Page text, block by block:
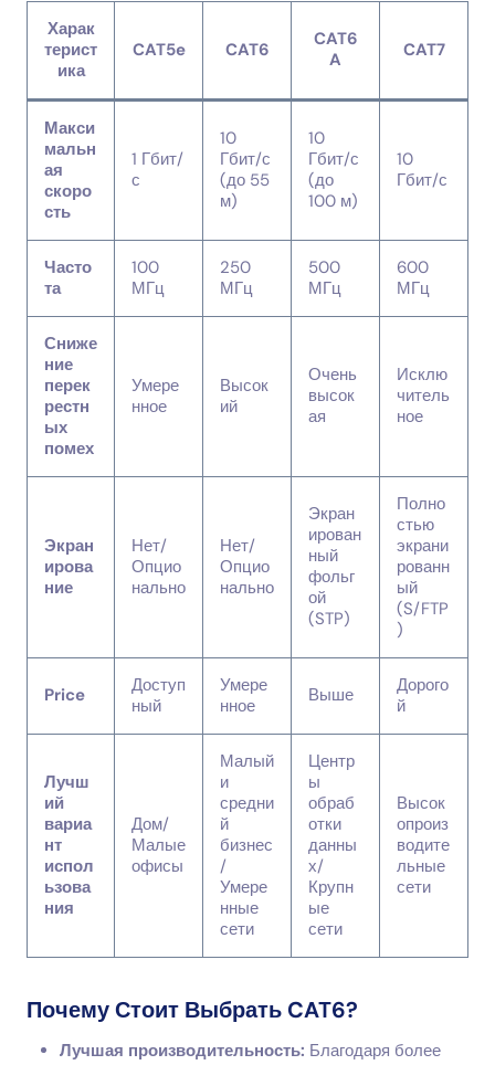
Харак
терист
ика
CAT5e CAT6
CAT6
A
CAT7
Макси
мальн
ая
скоро
сть
1 Гбит/
с
10
Гбит/с
(до 55
м)
10
Гбит/с
(до
100 м)
10
Гбит/с
Часто
та
100
МГц
250
МГц
500
МГц
600
МГц
Сниже
ние
перек
рестн
ых
помех
Умере
нное
Высок
ий
Очень
высок
ая
Исклю
читель
ное
Экран
ирова
ние
Нет/
Опцио
нально
Нет/
Опцио
нально
Экран
ирован
ный
фольг
ой
(STP)
Полно
стью
экрани
рованн
ый
(S/FTP
)
Price
Доступ
ный
Умере
нное
Выше
Дорого
й
Лучш
ий
вариа
нт
испол
ьзова
ния
Дом/
Малые
офисы
Малый
и
средни
й
бизнес
/
Умере
нные
сети
Центр
ы
обраб
отки
данны
х/
Крупн
ые
сети
Высок
опроиз
водите
льные
сети
Почему Стоит Выбрать CAT6?
Лучшая производительность: Благодаря более